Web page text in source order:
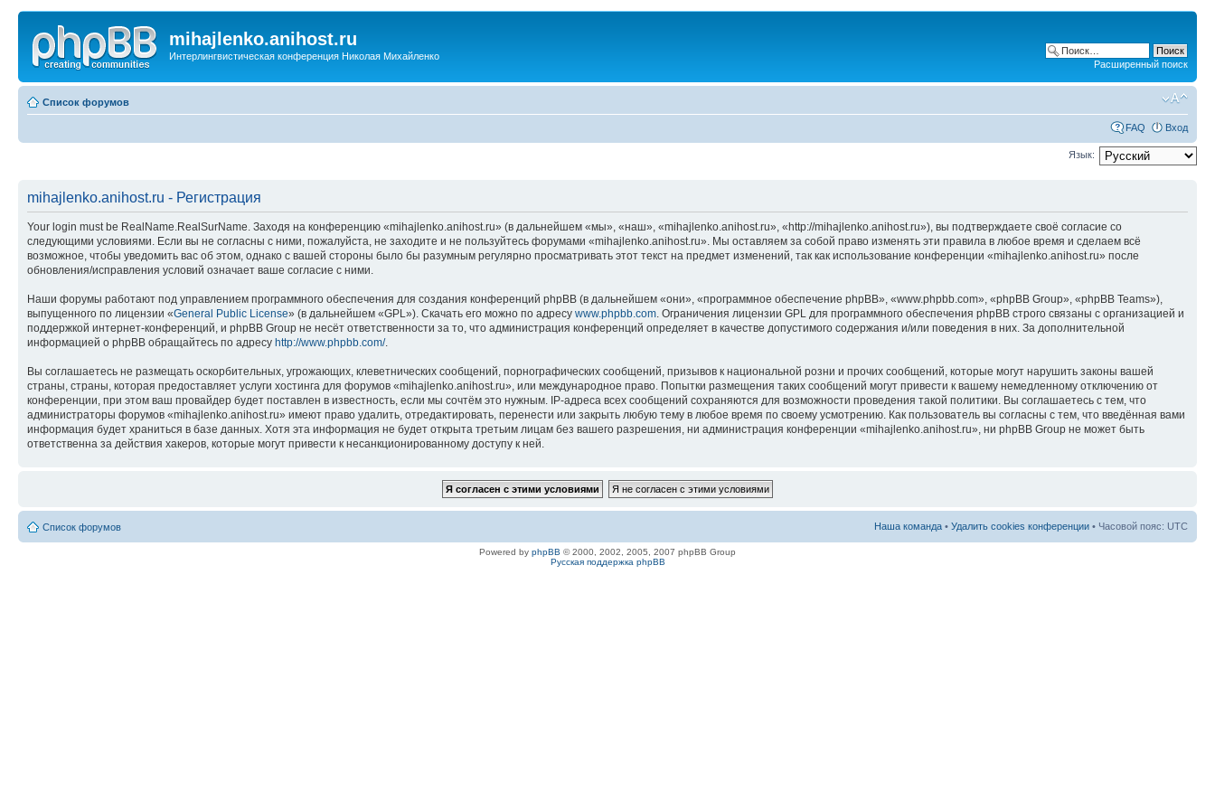
mihajlenko.anihost.ru
Интерлингвистическая конференция Николая Михайленко
Расширенный поиск
Список форумов
FAQ Вход
Язык:
mihajlenko.anihost.ru - Регистрация
Your login must be RealName.RealSurName. Заходя на конференцию «mihajlenko.anihost.ru» (в дальнейшем «мы», «наш», «mihajlenko.anihost.ru», «http://mihajlenko.anihost.ru»), вы подтверждаете своё согласие со
следующими условиями. Если вы не согласны с ними, пожалуйста, не заходите и не пользуйтесь форумами «mihajlenko.anihost.ru». Мы оставляем за собой право изменять эти правила в любое время и сделаем всё
возможное, чтобы уведомить вас об этом, однако с вашей стороны было бы разумным регулярно просматривать этот текст на предмет изменений, так как использование конференции «mihajlenko.anihost.ru» после
обновления/исправления условий означает ваше согласие с ними.
Наши форумы работают под управлением программного обеспечения для создания конференций phpBB (в дальнейшем «они», «программное обеспечение phpBB», «www.phpbb.com», «phpBB Group», «phpBB Teams»),
выпущенного по лицензии «General Public License» (в дальнейшем «GPL»). Скачать его можно по адресу www.phpbb.com. Ограничения лицензии GPL для программного обеспечения phpBB строго связаны с организацией и
поддержкой интернет-конференций, и phpBB Group не несёт ответственности за то, что администрация конференций определяет в качестве допустимого содержания и/или поведения в них. За дополнительной
информацией о phpBB обращайтесь по адресу http://www.phpbb.com/.
Вы соглашаетесь не размещать оскорбительных, угрожающих, клеветнических сообщений, порнографических сообщений, призывов к национальной розни и прочих сообщений, которые могут нарушить законы вашей
страны, страны, которая предоставляет услуги хостинга для форумов «mihajlenko.anihost.ru», или международное право. Попытки размещения таких сообщений могут привести к вашему немедленному отключению от
конференции, при этом ваш провайдер будет поставлен в известность, если мы сочтём это нужным. IP-адреса всех сообщений сохраняются для возможности проведения такой политики. Вы соглашаетесь с тем, что
администраторы форумов «mihajlenko.anihost.ru» имеют право удалить, отредактировать, перенести или закрыть любую тему в любое время по своему усмотрению. Как пользователь вы согласны с тем, что введённая вами
информация будет храниться в базе данных. Хотя эта информация не будет открыта третьим лицам без вашего разрешения, ни администрация конференции «mihajlenko.anihost.ru», ни phpBB Group не может быть
ответственна за действия хакеров, которые могут привести к несанкционированному доступу к ней.
Список форумов Наша команда • Удалить cookies конференции • Часовой пояс: UTC
Powered by phpBB © 2000, 2002, 2005, 2007 phpBB Group
Русская поддержка phpBB